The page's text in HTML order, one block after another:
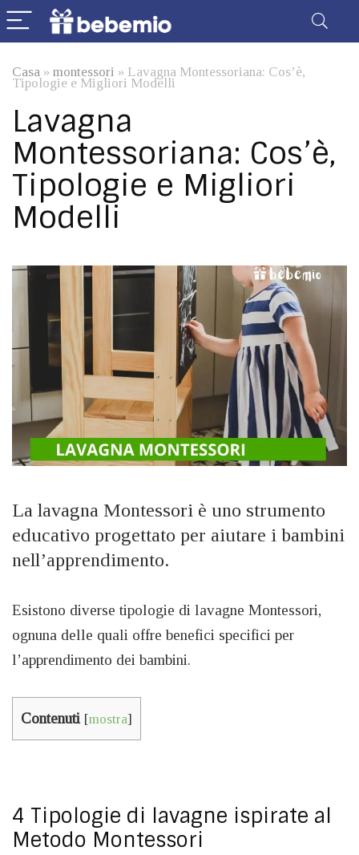
Casa » montessori » Lavagna Montessoriana: Cos’è,
Tipologie e Migliori Modelli
Lavagna
Montessoriana: Cos’è,
Tipologie e Migliori
Modelli
La lavagna Montessori è uno strumento
educativo progettato per aiutare i bambini
nell’apprendimento.
Esistono diverse tipologie di lavagne Montessori,
ognuna delle quali offre benefici specifici per
l’apprendimento dei bambini.
Contenuti [mostra]
4 Tipologie di lavagne ispirate al
Metodo Montessori